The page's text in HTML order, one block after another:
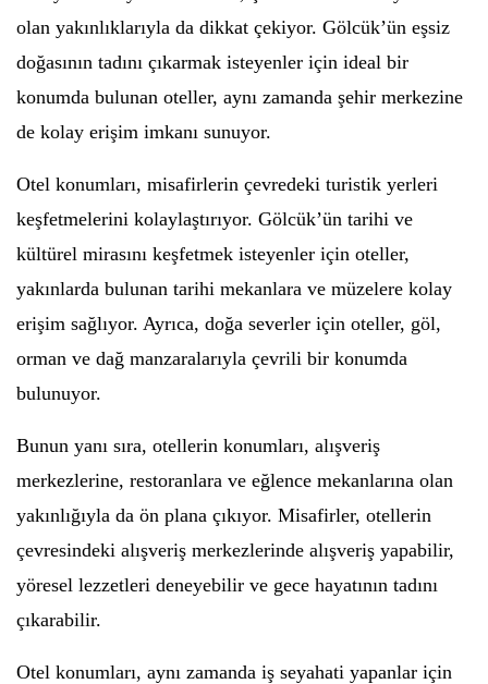
olan yakınlıklarıyla da dikkat çekiyor. Gölcük’ün eşsiz
doğasının tadını çıkarmak isteyenler için ideal bir
konumda bulunan oteller, aynı zamanda şehir merkezine
de kolay erişim imkanı sunuyor.
Otel konumları, misafirlerin çevredeki turistik yerleri
keşfetmelerini kolaylaştırıyor. Gölcük’ün tarihi ve
kültürel mirasını keşfetmek isteyenler için oteller,
yakınlarda bulunan tarihi mekanlara ve müzelere kolay
erişim sağlıyor. Ayrıca, doğa severler için oteller, göl,
orman ve dağ manzaralarıyla çevrili bir konumda
bulunuyor.
Bunun yanı sıra, otellerin konumları, alışveriş
merkezlerine, restoranlara ve eğlence mekanlarına olan
yakınlığıyla da ön plana çıkıyor. Misafirler, otellerin
çevresindeki alışveriş merkezlerinde alışveriş yapabilir,
yöresel lezzetleri deneyebilir ve gece hayatının tadını
çıkarabilir.
Otel konumları, aynı zamanda iş seyahati yapanlar için